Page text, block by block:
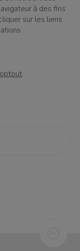
à des fins
sur les liens